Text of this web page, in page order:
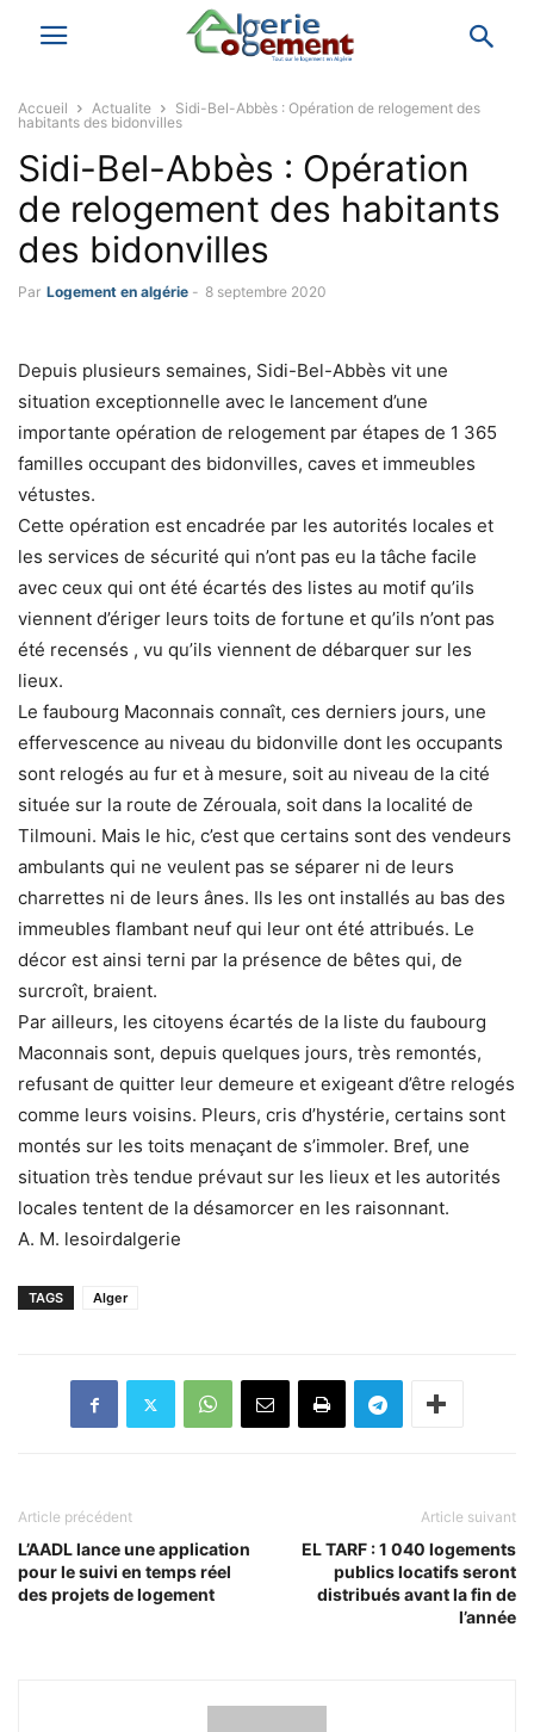
Accueil Actualite
Sidi-Bel-Abbès : Opération de relogement des
habitants des bidonvilles
Sidi-Bel-Abbès : Opération
de relogement des habitants
des bidonvilles
Par Logement en algérie - 8 septembre 2020
Depuis plusieurs semaines, Sidi-Bel-Abbès vit une
situation exceptionnelle avec le lancement d’une
importante opération de relogement par étapes de 1 365
familles occupant des bidonvilles, caves et immeubles
vétustes.
Cette opération est encadrée par les autorités locales et
les services de sécurité qui n’ont pas eu la tâche facile
avec ceux qui ont été écartés des listes au motif qu’ils
viennent d’ériger leurs toits de fortune et qu’ils n’ont pas
été recensés , vu qu’ils viennent de débarquer sur les
lieux.
Le faubourg Maconnais connaît, ces derniers jours, une
effervescence au niveau du bidonville dont les occupants
sont relogés au fur et à mesure, soit au niveau de la cité
située sur la route de Zérouala, soit dans la localité de
Tilmouni. Mais le hic, c’est que certains sont des vendeurs
ambulants qui ne veulent pas se séparer ni de leurs
charrettes ni de leurs ânes. Ils les ont installés au bas des
immeubles flambant neuf qui leur ont été attribués. Le
décor est ainsi terni par la présence de bêtes qui, de
surcroît, braient.
Par ailleurs, les citoyens écartés de la liste du faubourg
Maconnais sont, depuis quelques jours, très remontés,
refusant de quitter leur demeure et exigeant d’être relogés
comme leurs voisins. Pleurs, cris d’hystérie, certains sont
montés sur les toits menaçant de s’immoler. Bref, une
situation très tendue prévaut sur les lieux et les autorités
locales tentent de la désamorcer en les raisonnant.
A. M. lesoirdalgerie
TAGS Alger
Article précédent
L’AADL lance une application
pour le suivi en temps réel
des projets de logement
Article suivant
EL TARF : 1 040 logements
publics locatifs seront
distribués avant la fin de
l’année